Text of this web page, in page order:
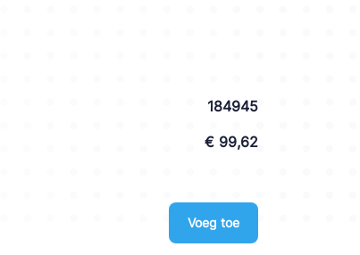
184945
€ 99,62
Voeg toe